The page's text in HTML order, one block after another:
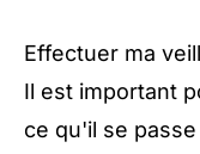
Effectuer ma
Il est important
ce qu'il se